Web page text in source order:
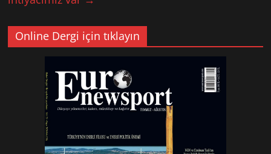
Online Dergi için tıklayın